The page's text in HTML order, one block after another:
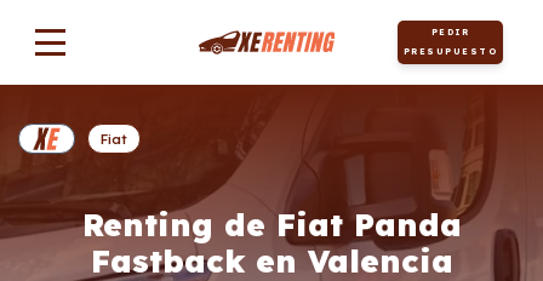
PEDIR
PRESUPUESTO
Renting de Fiat Panda
Fastback en Valencia
Fiat